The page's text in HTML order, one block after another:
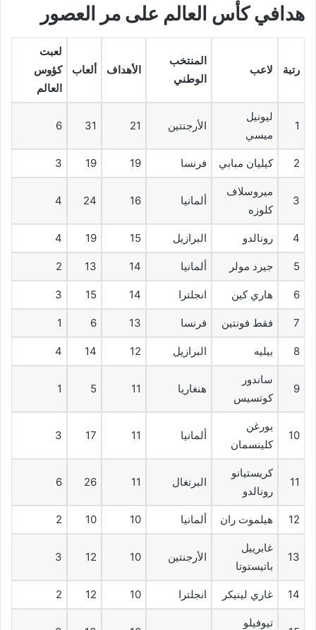
هدافي كأس العالم على مر العصور
رتبة لاعب
المنتخب
الوطني
الأهداف ألعاب
لعبت
كؤوس
العالم
1
ليونيل
ميسي
الأرجنتين 21
31
6
2 كيليان مبابي فرنسا 19
19
3
3
ميروسلاف
كلوزه
ألمانيا 16
24
4
4 رونالدو البرازيل 15
19
4
5 جيرد مولر ألمانيا 14
13
2
6 هاري كين انجلترا 14
15
3
7 فقط فونتين فرنسا 13
6
1
8 بيليه البرازيل 12
14
4
9
ساندور
كوتسيس
هنغاريا 11
5
1
10
يورغن
كلينسمان
ألمانيا 11
17
3
11
كريستيانو
رونالدو
البرتغال 11
26
6
12 هيلموت ران ألمانيا 10
10
2
13
غابرييل
باتيستوتا
الأرجنتين 10
12
3
14 غاري لينيكر انجلترا 10
12
2
تيوفيلو